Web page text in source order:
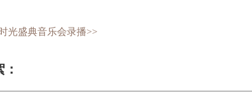
光盛典音乐会录播>>